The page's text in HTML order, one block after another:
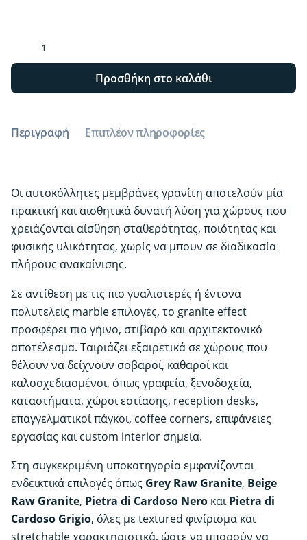
διακόσμηση
|
Stone
ποσότητα
Προσθήκη στο καλάθι
Περιγραφή Επιπλέον πληροφορίες
Οι αυτοκόλλητες μεμβράνες γρανίτη αποτελούν μία
πρακτική και αισθητικά δυνατή λύση για χώρους που
χρειάζονται αίσθηση σταθερότητας, ποιότητας και
φυσικής υλικότητας, χωρίς να μπουν σε διαδικασία
πλήρους ανακαίνισης.
Σε αντίθεση με τις πιο γυαλιστερές ή έντονα
πολυτελείς marble επιλογές, το granite effect
προσφέρει πιο γήινο, στιβαρό και αρχιτεκτονικό
αποτέλεσμα. Ταιριάζει εξαιρετικά σε χώρους που
θέλουν να δείχνουν σοβαροί, καθαροί και
καλοσχεδιασμένοι, όπως γραφεία, ξενοδοχεία,
καταστήματα, χώροι εστίασης, reception desks,
επαγγελματικοί πάγκοι, coffee corners, επιφάνειες
εργασίας και custom interior σημεία.
Στη συγκεκριμένη υποκατηγορία εμφανίζονται
ενδεικτικά επιλογές όπως Grey Raw Granite, Beige
Raw Granite, Pietra di Cardoso Nero καιPietra di
Cardoso Grigio, όλες με textured φινίρισμα και
stretchable χαρακτηριστικά, ώστε να μπορούν να